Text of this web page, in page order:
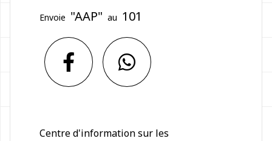
Envoie "AAP" au 101
Centre d'information sur les